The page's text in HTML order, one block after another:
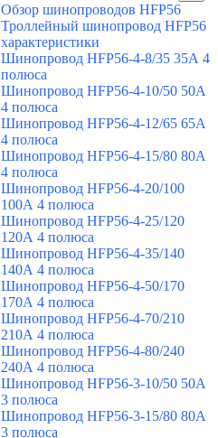
Обзор шинопроводов HFP56
Троллейный шинопровод HFP56
характеристики
Шинопровод HFP56-4-8/35 35А 4
полюса
Шинопровод HFP56-4-10/50 50А
4 полюса
Шинопровод HFP56-4-12/65 65А
4 полюса
Шинопровод HFP56-4-15/80 80А
4 полюса
Шинопровод HFP56-4-20/100
100А 4 полюса
Шинопровод HFP56-4-25/120
120А 4 полюса
Шинопровод HFP56-4-35/140
140А 4 полюса
Шинопровод HFP56-4-50/170
170А 4 полюса
Шинопровод HFP56-4-70/210
210А 4 полюса
Шинопровод HFP56-4-80/240
240А 4 полюса
Шинопровод HFP56-3-10/50 50А
3 полюса
Шинопровод HFP56-3-15/80 80А
3 полюса